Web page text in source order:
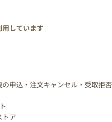
しています
申込・注文キャンセル・受取拒
トア